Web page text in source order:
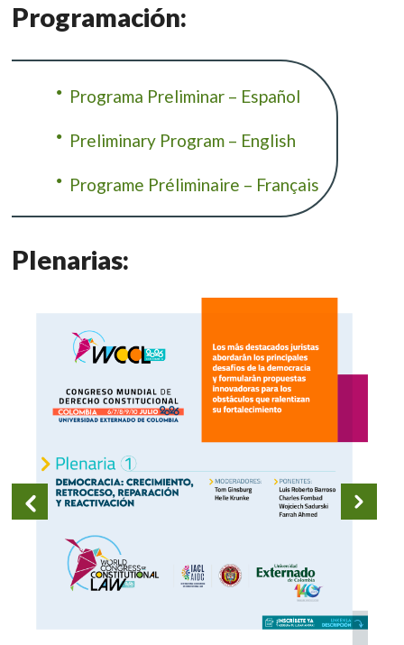
Programación:
Programa Preliminar – Español
Preliminary Program – English
Programe Préliminaire – Français
Plenarias: